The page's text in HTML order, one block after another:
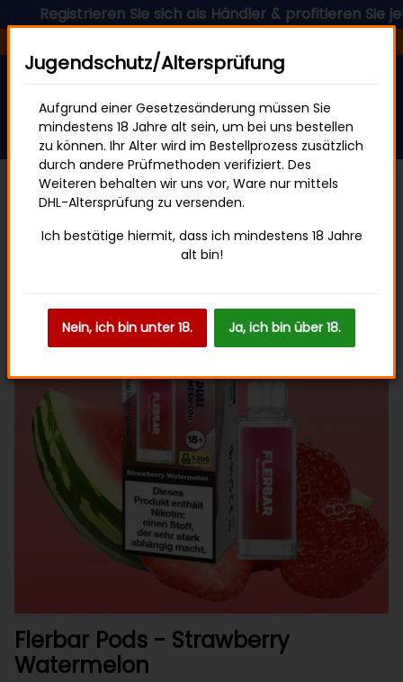
Sie sich als Händler & profitieren Sie jetzt
Flerbar Pod
Flerbar Pods - Strawberry
Watermelon
Jugendschutz/Altersprüfung
Aufgrund einer Gesetzesänderung müssen Sie
mindestens 18 Jahre alt sein, um bei uns bestellen
zu können. Ihr Alter wird im Bestellprozess zusätzlich
durch andere Prüfmethoden verifiziert. Des
Weiteren behalten wir uns vor, Ware nur mittels
DHL-Altersprüfung zu versenden.
Ich bestätige hiermit, dass ich mindestens 18 Jahre
alt bin!
Nein, ich bin unter 18. Ja, ich bin über 18.